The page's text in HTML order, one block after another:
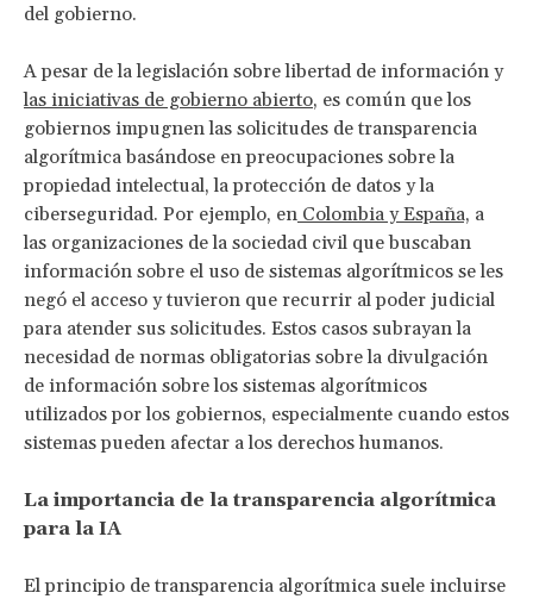
del gobierno.
A pesar de la legislación sobre libertad de información y
las iniciativas de gobierno abierto, es común que los
gobiernos impugnen las solicitudes de transparencia
algorítmica basándose en preocupaciones sobre la
propiedad intelectual, la protección de datos y la
ciberseguridad. Por ejemplo, en Colombia yEspaña, a
las organizaciones de la sociedad civil que buscaban
información sobre el uso de sistemas algorítmicos se les
negó el acceso y tuvieron que recurrir al poder judicial
para atender sus solicitudes. Estos casos subrayan la
necesidad de normas obligatorias sobre la divulgación
de información sobre los sistemas algorítmicos
utilizados por los gobiernos, especialmente cuando estos
sistemas pueden afectar a los derechos humanos.
La importancia de la transparencia algorítmica
para la IA
El principio de transparencia algorítmica suele incluirse